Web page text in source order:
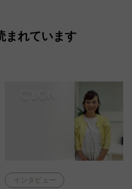
まれています
インタビュー